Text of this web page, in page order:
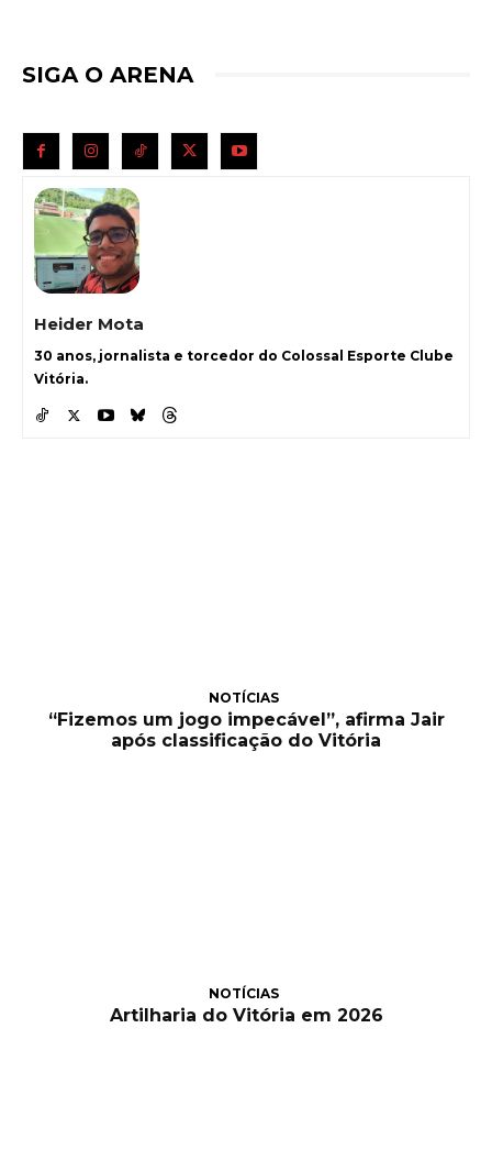
SIGA O ARENA
Heider Mota
30 anos, jornalista e torcedor do Colossal Esporte Clube
Vitória.
NOTÍCIAS
“Fizemos um jogo impecável”, afirma Jair
após classificação do Vitória
NOTÍCIAS
Artilharia do Vitória em 2026